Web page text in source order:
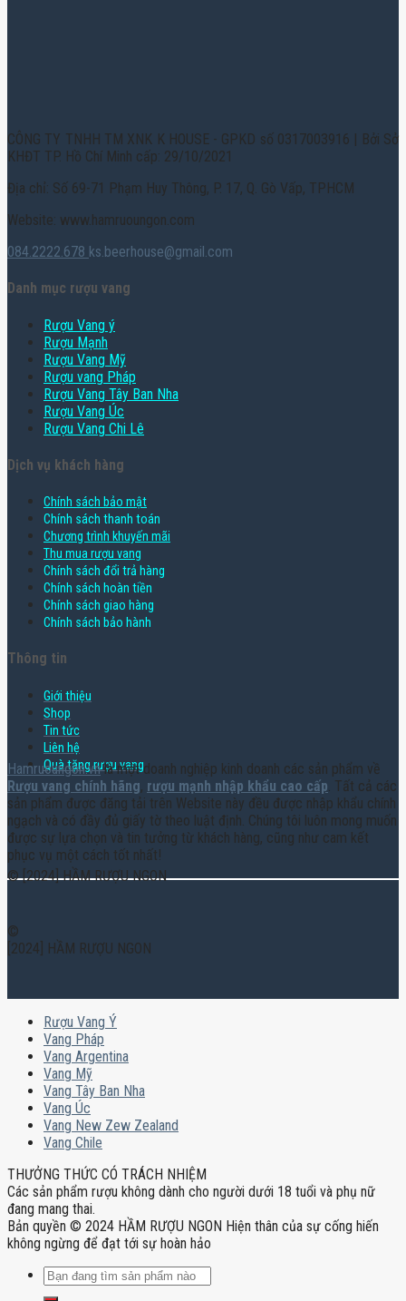
CÔNG TY TNHH TM XNK K HOUSE - GPKD số 0317003916 | Bởi Sở
KHĐT TP. Hồ Chí Minh cấp: 29/10/2021
Địa chỉ: Số 69-71 Phạm Huy Thông, P. 17, Q. Gò Vấp, TPHCM
Website: www.hamruoungon.com
084.2222.678 ks.beerhouse@gmail.com
Danh mục rượu vang
Rượu Vang ý
Rượu Mạnh
Rượu Vang Mỹ
Rượu vang Pháp
Rượu Vang Tây Ban Nha
Rượu Vang Úc
Rượu Vang Chi Lê
Dịch vụ khách hàng
Chính sách bảo mật
Chính sách thanh toán
Chương trình khuyến mãi
Thu mua rượu vang
Chính sách đổi trả hàng
Chính sách hoàn tiền
Chính sách giao hàng
Chính sách bảo hành
Thông tin
Giới thiệu
Shop
Tin tức
Liên hệ
Quà tặng rượu vang
Hamruoungon.vnlà một doanh nghiệp kinh doanh các sản phẩm về
Rượu vang chính hãng, rượu mạnh nhập khẩu cao cấp . Tất cả các
sản phẩm được đăng tải trên Website này đều được nhập khẩu chính
ngạch và có đầy đủ giấy tờ theo luật định. Chúng tôi luôn mong muốn
được sự lựa chọn và tin tưởng từ khách hàng, cũng như cam kết
phục vụ một cách tốt nhất!
© [2024] HẦM RƯỢU NGON
©
[2024] HẦM RƯỢU NGON
Rượu Vang Ý
Vang Pháp
Vang Argentina
Vang Mỹ
Vang Tây Ban Nha
Vang Úc
Vang New Zew Zealand
Vang Chile
THƯỞNG THỨC CÓ TRÁCH NHIỆM
Các sản phẩm rượu không dành cho người dưới 18 tuổi và phụ nữ
đang mang thai.
Bản quyền © 2024 HẦM RƯỢU NGON Hiện thân của sự cống hiến
không ngừng để đạt tới sự hoàn hảo
Tìm
kiếm: